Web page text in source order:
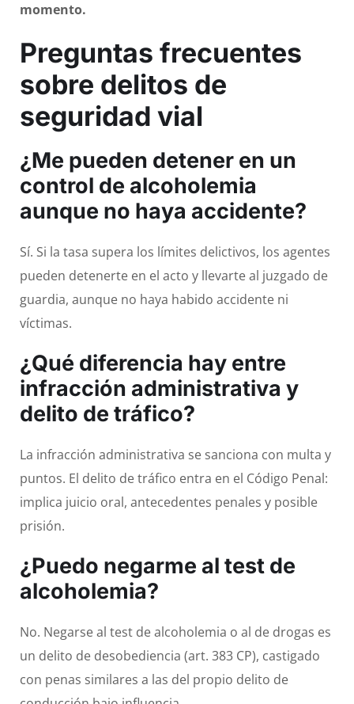
momento.
Preguntas frecuentes
sobre delitos de
seguridad vial
¿Me pueden detener en un
control de alcoholemia
aunque no haya accidente?
Sí. Si la tasa supera los límites delictivos, los agentes
pueden detenerte en el acto y llevarte al juzgado de
guardia, aunque no haya habido accidente ni
víctimas.
¿Qué diferencia hay entre
infracción administrativa y
delito de tráfico?
La infracción administrativa se sanciona con multa y
puntos. El delito de tráfico entra en el Código Penal:
implica juicio oral, antecedentes penales y posible
prisión.
¿Puedo negarme al test de
alcoholemia?
No. Negarse al test de alcoholemia o al de drogas es
un delito de desobediencia (art. 383 CP), castigado
con penas similares a las del propio delito de